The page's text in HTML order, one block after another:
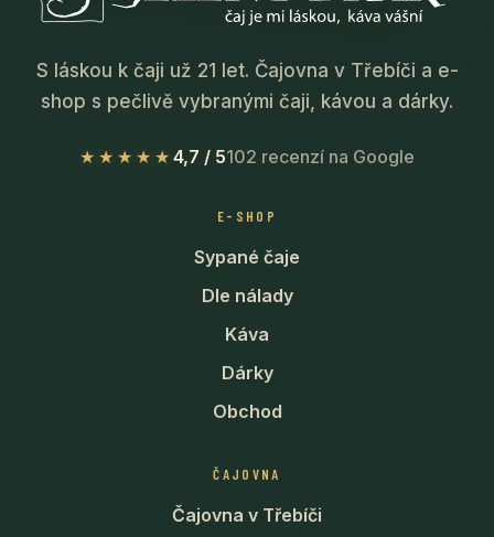
S láskou k čaji už 21 let. Čajovna v Třebíči a e-
shop s pečlivě vybranými čaji, kávou a dárky.
★★★★★ 4,7 / 5102 recenzí na Google
E-SHOP
Sypané čaje
Dle nálady
Káva
Dárky
Obchod
ČAJOVNA
Čajovna v Třebíči